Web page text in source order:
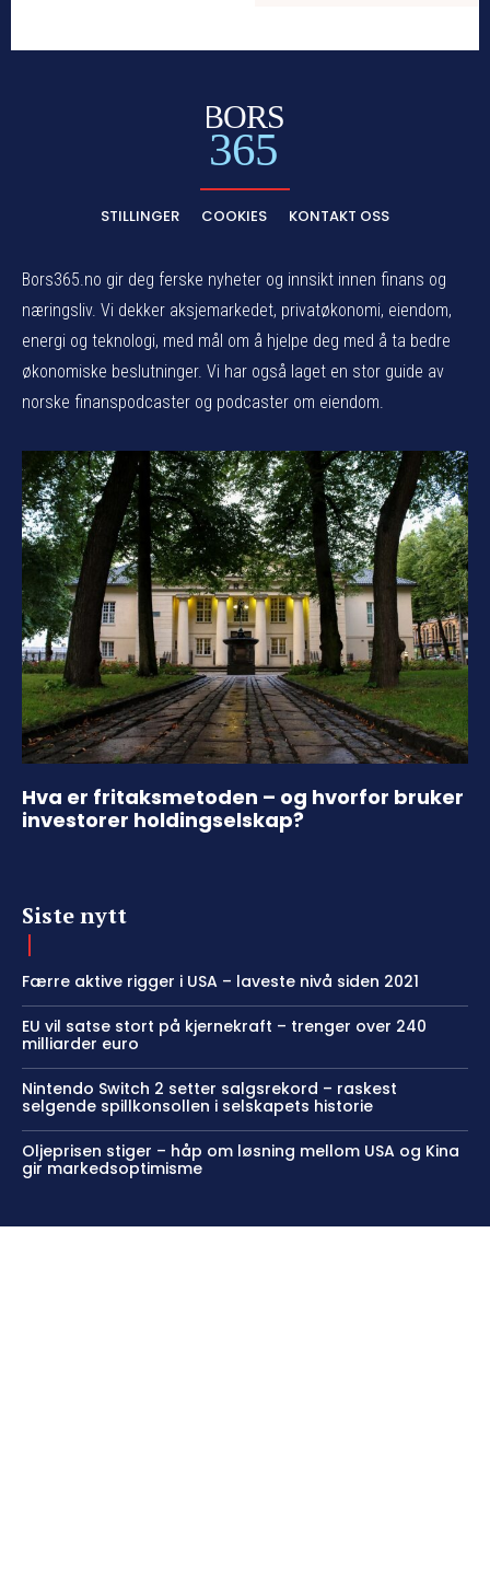
BORS
365
STILLINGER COOKIES KONTAKT OSS
Bors365.no gir deg ferske nyheter og innsikt innen finans og
næringsliv. Vi dekker aksjemarkedet, privatøkonomi, eiendom,
energi og teknologi, med mål om å hjelpe deg med å ta bedre
økonomiske beslutninger. Vi har også laget en stor guide av
norske finanspodcaster og podcaster om eiendom.
Hva er fritaksmetoden – og hvorfor bruker
investorer holdingselskap?
Siste nytt
Færre aktive rigger i USA – laveste nivå siden 2021
EU vil satse stort på kjernekraft – trenger over 240
milliarder euro
Nintendo Switch 2 setter salgsrekord – raskest
selgende spillkonsollen i selskapets historie
Oljeprisen stiger – håp om løsning mellom USA og Kina
gir markedsoptimisme